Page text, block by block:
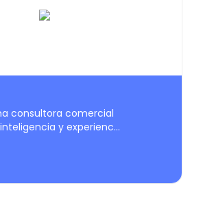
consultora comercial
y experienc...